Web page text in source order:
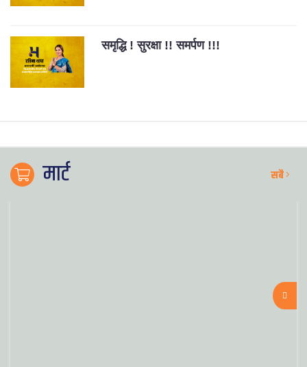
समृद्धि ! सुरक्षा !! समर्पण !!!
मार्ट सबै